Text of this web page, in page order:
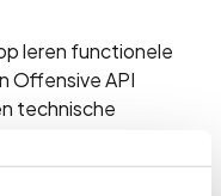
leren functionele
Offensive API
technische
stappen we in